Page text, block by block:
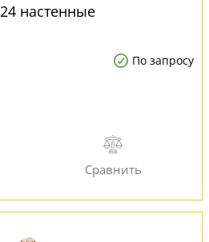
настенные
По запросу